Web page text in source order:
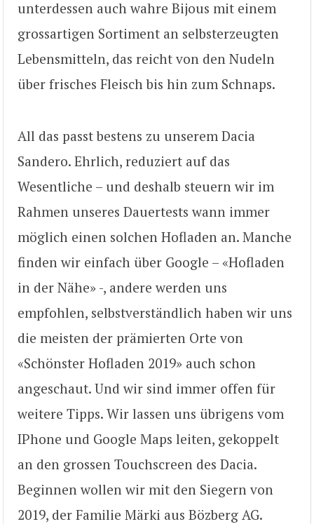
unterdessen auch wahre Bijous mit einem
grossartigen Sortiment an selbsterzeugten
Lebensmitteln, das reicht von den Nudeln
über frisches Fleisch bis hin zum Schnaps.
All das passt bestens zu unserem Dacia
Sandero. Ehrlich, reduziert auf das
Wesentliche – und deshalb steuern wir im
Rahmen unseres Dauertests wann immer
möglich einen solchen Hofladen an. Manche
finden wir einfach über Google – «Hofladen
in der Nähe» -, andere werden uns
empfohlen, selbstverständlich haben wir uns
die meisten der prämierten Orte von
«Schönster Hofladen 2019» auch schon
angeschaut. Und wir sind immer offen für
weitere Tipps. Wir lassen uns übrigens vom
IPhone und Google Maps leiten, gekoppelt
an den grossen Touchscreen des Dacia.
Beginnen wollen wir mit den Siegern von
2019, der Familie Märki aus Bözberg AG.